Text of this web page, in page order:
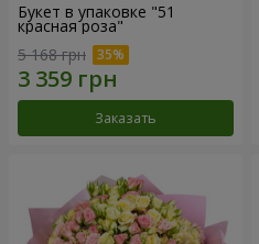
Букет в упаковке "51
красная роза"
5 168 грн
Заказать